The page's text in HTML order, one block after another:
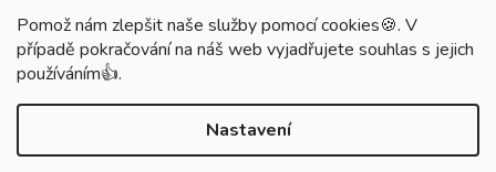
Pomož nám zlepšit naše služby pomocí cookies🍪. V
případě pokračování na náš web vyjadřujete souhlas s jejich
používáním👍.
Nastavení
Partner Showroom MONOBRAND
Partner Eshop Monobrand.online